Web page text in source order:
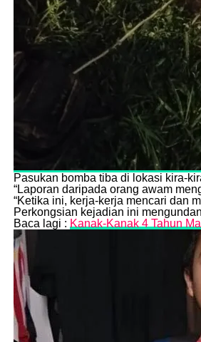
Pasukan bomba tiba di lokasi kira-
“Laporan daripada orang awam
“Ketika ini, kerja-kerja mencari dan
Perkongsian kejadian ini
Baca lagi : Kanak-Kanak 4 Tahun